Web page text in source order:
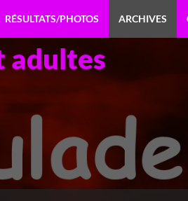
RÉSULTATS/PHOTOS ARCHIVES
adultes